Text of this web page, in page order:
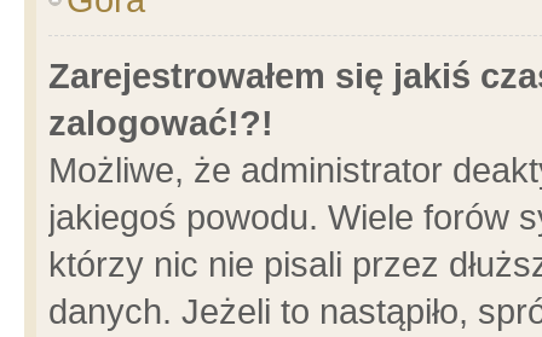
Zarejestrowałem się jakiś
zalogować!?!
Możliwe, że administrator
jakiegoś powodu. Wiele forów
którzy nic nie pisali przez
danych. Jeżeli to nastąpiło,